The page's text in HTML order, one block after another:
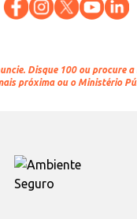
Disque 100 ou procure
próxima ou o Ministério